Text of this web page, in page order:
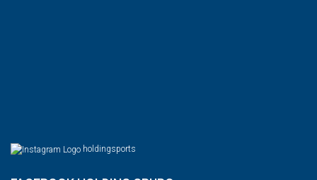
holdingsports